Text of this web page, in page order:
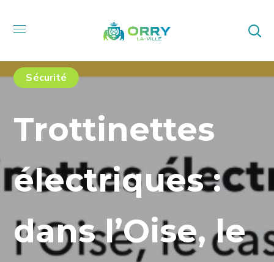
Sécurité
Trottinettes
électriques :
dans l’Oise, le